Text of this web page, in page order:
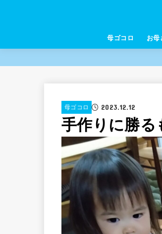
母ゴコロ お母
母ゴコロ 2023.12.12
手作りに勝る